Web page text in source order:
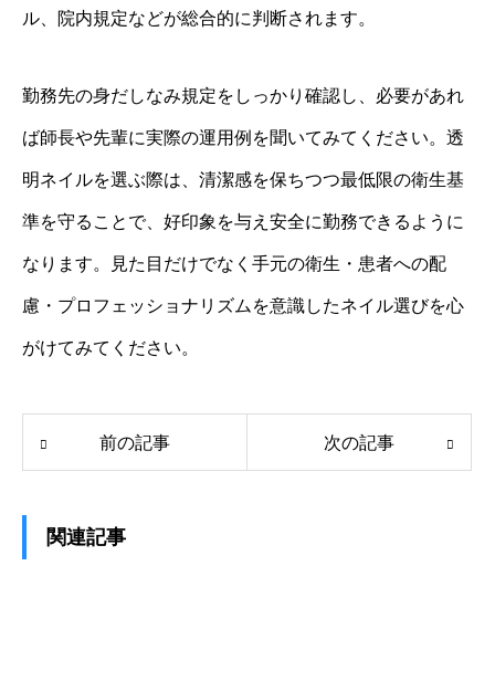
ル、院内規定などが総合的に判断されます。
勤務先の身だしなみ規定をしっかり確認し、必要があれ
ば師長や先輩に実際の運用例を聞いてみてください。透
明ネイルを選ぶ際は、清潔感を保ちつつ最低限の衛生基
準を守ることで、好印象を与え安全に勤務できるように
なります。見た目だけでなく手元の衛生・患者への配
慮・プロフェッショナリズムを意識したネイル選びを心
がけてみてください。
前の記事 次の記事
関連記事